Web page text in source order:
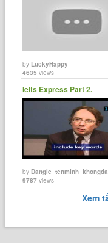
by LuckyHappy
4635 views
Ielts Express Part 2.
by
9787 views
Xem